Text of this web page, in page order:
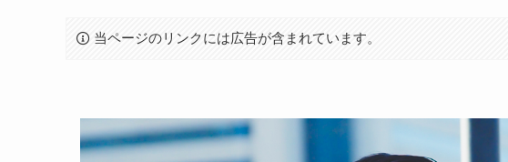
当ページのリンクには広告が含まれています。